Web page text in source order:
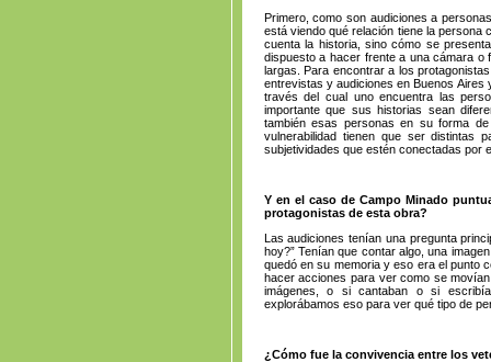
Primero, como son audiciones a
está viendo qué relación tiene la
cuenta la historia, sino cómo se
dispuesto a hacer frente a una cámara
largas. Para encontrar a los
entrevistas y audiciones en Buenos
través del cual uno encuentra las
importante que sus historias sean
también esas personas en su forma
vulnerabilidad tienen que ser distintas
subjetividades que estén conectadas por
Y en el caso de Campo Minado
protagonistas de esta obra?
Las audiciones tenían una pregunta
hoy?” Tenían que contar algo, una
quedó en su memoria y eso era el punto
hacer acciones para ver como se
imágenes, o si cantaban o si
explorábamos eso para ver qué tipo de
¿Cómo fue la convivencia entre los